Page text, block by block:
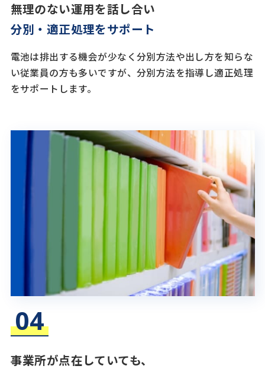
無理のない運用を話し合い
分別・適正処理をサポート
電池は排出する機会が少なく分別方法や出し方を知らな
い従業員の方も多いですが、分別方法を指導し適正処理
をサポートします。
事業所が点在していても、